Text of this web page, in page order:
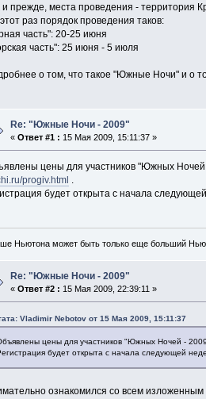
и прежде, места проведения - территория
раз порядок проведения таков:
часть": 20-25 июня
часть": 25 июня - 5 июля
о том, что такое "Южные Ночи" и о
Re: "Южные Ночи - 2009"
«Ответ #1 : 15 Мая 2009, 15:11:37 »
цены для участников "Южных Ночей
progiv.html .
будет открыта с начала
Ньютона может быть только еще больший
Re: "Южные Ночи - 2009"
«Ответ #2 : 15 Мая 2009, 22:39:11 »
Vladimir Nebotov от 15 Мая 2009, 15:11:37
цены для участников "Южных Ночей -
будет открыта с начала следующей
ознакомился со всем изложенным